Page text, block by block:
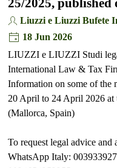
25/2025, published
Liuzzi e Liuzzi Bufete
18 Jun 2026
LIUZZI e LIUZZI Studi
International Law & Tax
Information on some of the
20 April to 24 April 2026 at
(Mallorca, Spain)
To request legal advice
WhatsApp Italy: